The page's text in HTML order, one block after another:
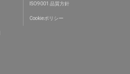
ISO9001 品質方針
Cookieポリシー